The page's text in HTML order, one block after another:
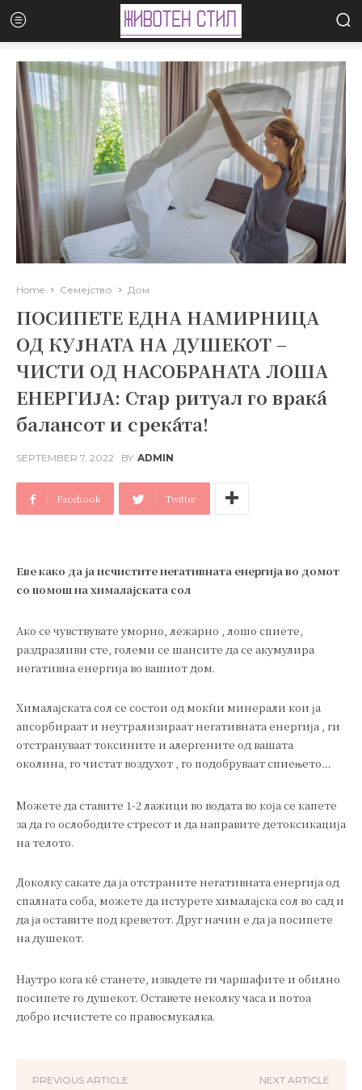
Home Семејство Дом
ПОСИПЕТЕ ЕДНА НАМИРНИЦА
ОД КУЈНАТА НА ДУШЕКОТ –
ЧИСТИ ОД НАСОБРАНАТА ЛОША
ЕНЕРГИЈА: Стар ритуал го враќа
балансот и среќата!
SEPTEMBER 7, 2022 BY ADMIN
Facebook Twitter
Еве како да ја исчистите негативната енергија во домот
со помош на хималајската сол
Aко се чувствувате уморно, лежарно , лошо спиете,
раздразливи сте, големи се шансите да се акумулира
негативна енергија во вашиот дом.
Хималајската сол се состои од моќни минерали кои ја
апсорбираат и неутрализираат негативната енергија , ги
отстрануваат токсините и алергените од вашата
околина, го чистат воздухот , го подобруваат спиењето…
Можете да ставите 1-2 лажици во водата во која се капете
за да го ослободите стресот и да направите детоксикација
на телото.
Доколку сакате да ја отстраните негативната енергија од
спалната соба, можете да истурете хималајска сол во сад и
да ја оставите под креветот. Друг начин е да ја посипете
на душекот.
Наутро кога ќе станете, извадете ги чаршафите и обилно
посипете го душекот. Оставете неколку часа и потоа
добро исчистете со правосмукалка.
PREVIOUS ARTICLE NEXT ARTICLE